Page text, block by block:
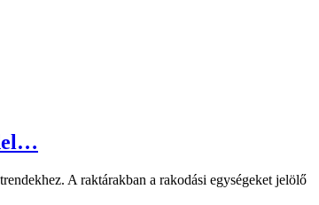
A raktárakban a rakodási egységeket jelölő